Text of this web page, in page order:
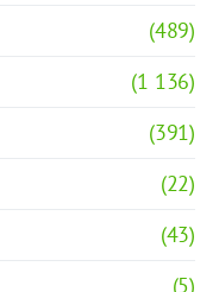
(489)
(1 136)
(391)
(22)
(43)
(5)